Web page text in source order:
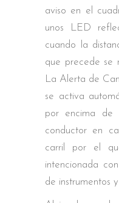
aviso en el
unos LED
cuando la
que precede se
La Alerta de
se activa
por encima
conductor en
carril por el
intencionada
de instrumentos